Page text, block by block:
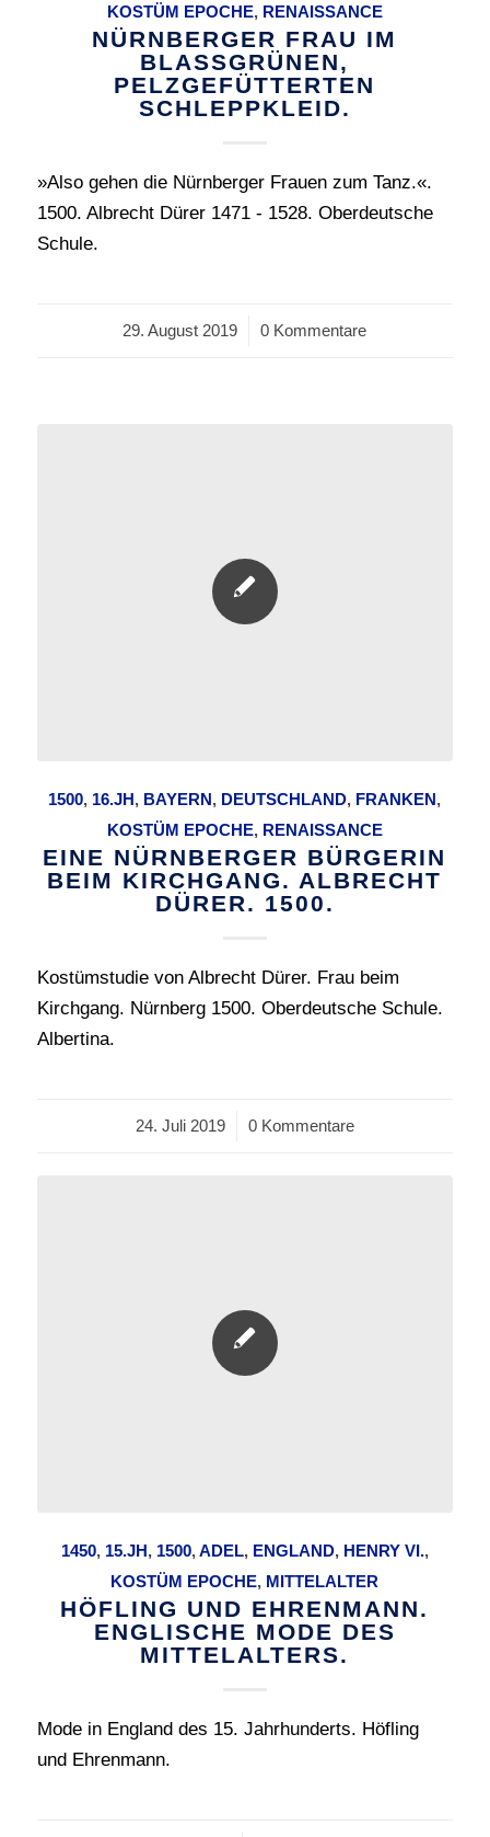
KOSTÜM EPOCHE, RENAISSANCE
NÜRNBERGER FRAU IM
BLASSGRÜNEN,
PELZGEFÜTTERTEN
SCHLEPPKLEID.
»Also gehen die Nürnberger Frauen zum Tanz.«.
1500. Albrecht Dürer 1471 - 1528. Oberdeutsche
Schule.
29. August 2019
/ 0 Kommentare
1500, 16.JH, BAYERN, DEUTSCHLAND, FRANKEN,
KOSTÜM EPOCHE, RENAISSANCE
EINE NÜRNBERGER BÜRGERIN
BEIM KIRCHGANG. ALBRECHT
DÜRER. 1500.
Kostümstudie von Albrecht Dürer. Frau beim
Kirchgang. Nürnberg 1500. Oberdeutsche Schule.
Albertina.
24. Juli 2019
/ 0 Kommentare
1450, 15.JH, 1500,ADEL, ENGLAND, HENRY VI.,
KOSTÜM EPOCHE, MITTELALTER
HÖFLING UND EHRENMANN.
ENGLISCHE MODE DES
MITTELALTERS.
Mode in England des 15. Jahrhunderts. Höfling
und Ehrenmann.